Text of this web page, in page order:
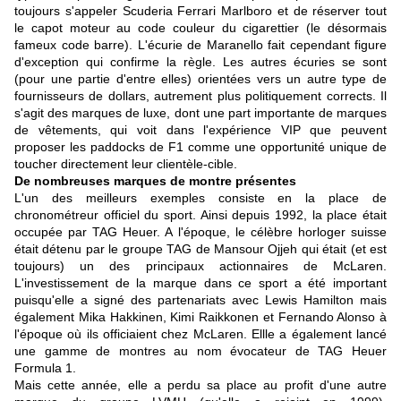
toujours s'appeler Scuderia Ferrari Marlboro et de réserver tout
le capot moteur au code couleur du cigarettier (le désormais
fameux code barre). L'écurie de Maranello fait cependant figure
d'exception qui confirme la règle. Les autres écuries se sont
(pour une partie d'entre elles) orientées vers un autre type de
fournisseurs de dollars, autrement plus politiquement corrects. Il
s'agit des marques de luxe, dont une part importante de marques
de vêtements, qui voit dans l'expérience VIP que peuvent
proposer les paddocks de F1 comme une opportunité unique de
toucher directement leur clientèle-cible.
De nombreuses marques de montre présentes
L'un des meilleurs exemples consiste en la place de
chronométreur officiel du sport. Ainsi depuis 1992, la place était
occupée par TAG Heuer. A l'époque, le célèbre horloger suisse
était détenu par le groupe TAG de Mansour Ojjeh qui était (et est
toujours)un des principaux actionnaires de McLaren
L'investissement de la marque dans ce sport a été important
puisqu'elle a signé des partenariats avec Lewis Hamilton mais
également Mika Hakkinen, Kimi Raikkonen et Fernando Alonso à
l'époque où ils officiaient chez McLaren. Ellle a également lancé
une gamme de montres au nom évocateur de TAG Heuer
Formula 1.
Mais cette année, elle a perdu sa place au profit d'une autre